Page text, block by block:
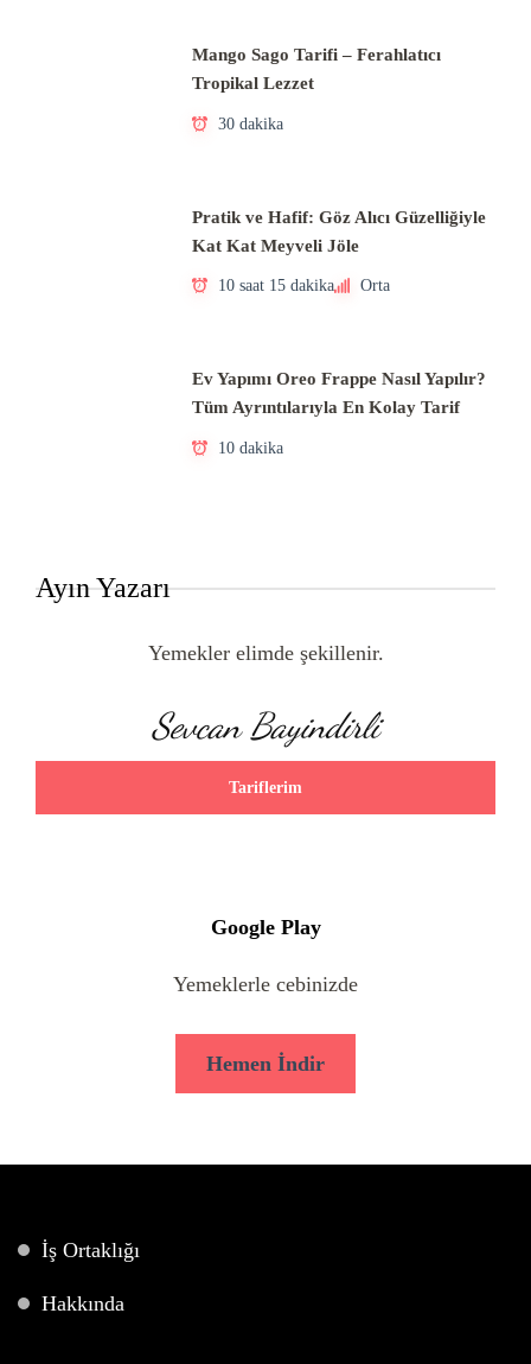
Mango Sago Tarifi – Ferahlatıcı
Tropikal Lezzet
30 dakika
Pratik ve Hafif: Göz Alıcı Güzelliğiyle
Kat Kat Meyveli Jöle
10 saat 15 dakika Orta
Ev Yapımı Oreo Frappe Nasıl Yapılır?
Tüm Ayrıntılarıyla En Kolay Tarif
10 dakika
Ayın Yazarı
Yemekler elimde şekillenir.
Sevcan Bayindirli
Tariflerim
Google Play
Yemeklerle cebinizde
Hemen İndir
İş Ortaklığı
Hakkında